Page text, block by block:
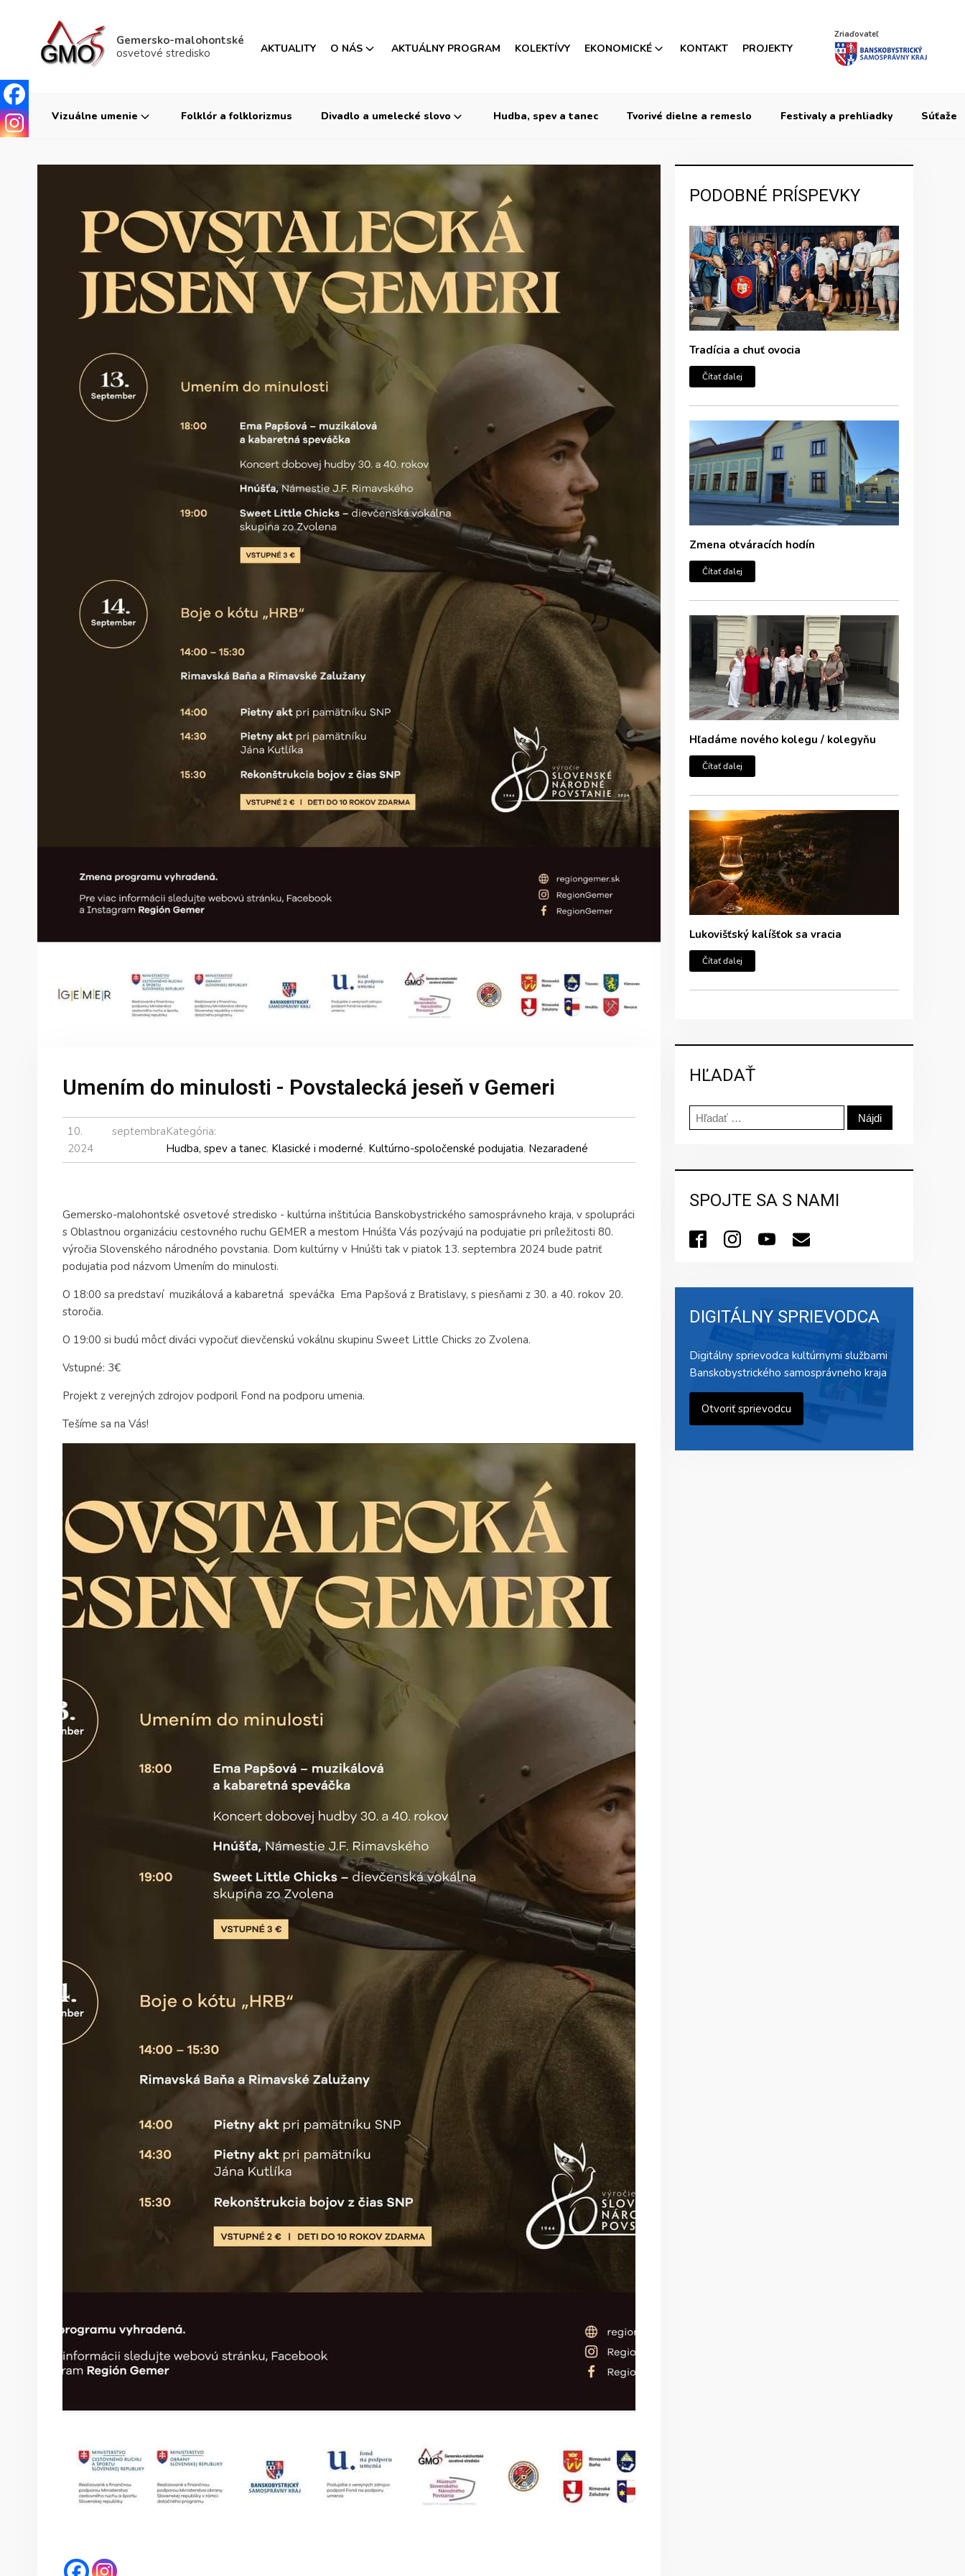
Gemersko-malohontské
osvetové stredisko
AKTUALITY O NÁS AKTUÁLNY PROGRAM KOLEKTÍVY EKONOMICKÉ KONTAKT PROJEKTY
Zriaďovateľ
Vizuálne umenie Folklór a folklorizmus Divadlo a umelecké slovo Hudba, spev a tanec Tvorivé dielne a remeslo Festivaly a prehliadky Súťaže
Umením do minulosti - Povstalecká jeseň v Gemeri
10. septembra
2024
Kategória:
Hudba, spev a tanec, Klasické i moderné, Kultúrno-spoločenské podujatia, Nezaradené
Gemersko-malohontské osvetové stredisko - kultúrna inštitúcia Banskobystrického samosprávneho kraja, v spolupráci
s Oblastnou organizáciu cestovného ruchu GEMER a mestom Hnúšťa Vás pozývajú na podujatie pri príležitosti 80.
výročia Slovenského národného povstania. Dom kultúrny v Hnúšti tak v piatok 13. septembra 2024 bude patriť
podujatia pod názvom Umením do minulosti.
O 18:00 sa predstaví muzikálová a kabaretná speváčka Ema Papšová z Bratislavy, s piesňami z 30. a 40. rokov 20.
storočia.
O 19:00 si budú môcť diváci vypočuť dievčenskú vokálnu skupinu Sweet Little Chicks zo Zvolena.
Vstupné: 3€
Projekt z verejných zdrojov podporil Fond na podporu umenia.
Tešíme sa na Vás!
PODOBNÉ PRÍSPEVKY
Tradícia a chuť ovocia
Čítať ďalej
Zmena otváracích hodín
Čítať ďalej
Hľadáme nového kolegu / kolegyňu
Čítať ďalej
Lukovišťský kalíšťok sa vracia
Čítať ďalej
HĽADAŤ
Hľadať:
SPOJTE SA S NAMI
DIGITÁLNY SPRIEVODCA
Digitálny sprievodca kultúrnymi službami
Banskobystrického samosprávneho kraja
Otvoriť sprievodcu